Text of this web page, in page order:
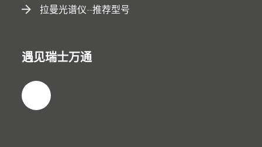
拉曼光谱仪--推荐型号
遇见瑞士万通